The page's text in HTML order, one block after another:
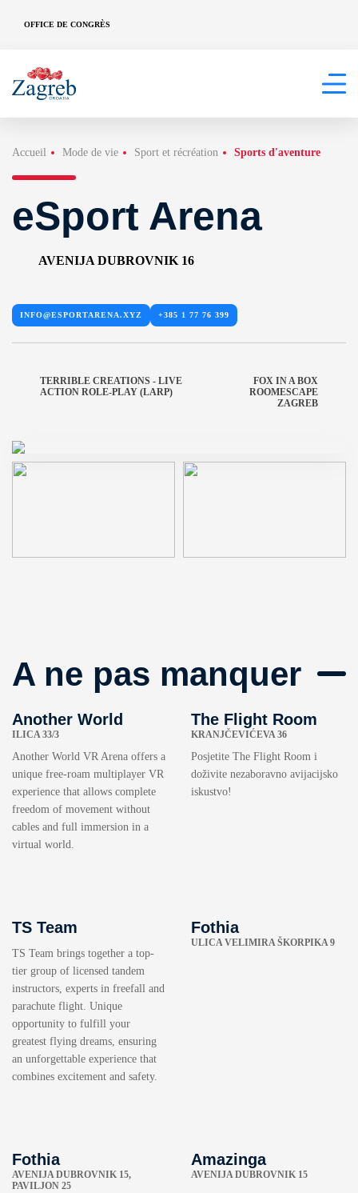
OFFICE DE CONGRÈS
Accueil Mode de vie Sport et récréation Sports d'aventure
eSport Arena
AVENIJA DUBROVNIK 16
INFO@ESPORTARENA.XYZ +385 1 77 76 399
TERRIBLE CREATIONS - LIVE
ACTION ROLE-PLAY (LARP)
FOX IN A BOX
ROOMESCAPE
ZAGREB
A ne pas manquer
Another World
ILICA 33/3
Another World VR Arena offers a
unique free-roam multiplayer VR
experience that allows complete
freedom of movement without
cables and full immersion in a
virtual world.
The Flight Room
KRANJČEVIĆEVA 36
Posjetite The Flight Room i
doživite nezaboravno avijacijsko
iskustvo!
TS Team
TS Team brings together a top-
tier group of licensed tandem
instructors, experts in freefall and
parachute flight. Unique
opportunity to fulfill your
greatest flying dreams, ensuring
an unforgettable experience that
combines excitement and safety.
Fothia
ULICA VELIMIRA ŠKORPIKA 9
Fothia
AVENIJA DUBROVNIK 15,
PAVILJON 25
Amazinga
AVENIJA DUBROVNIK 15